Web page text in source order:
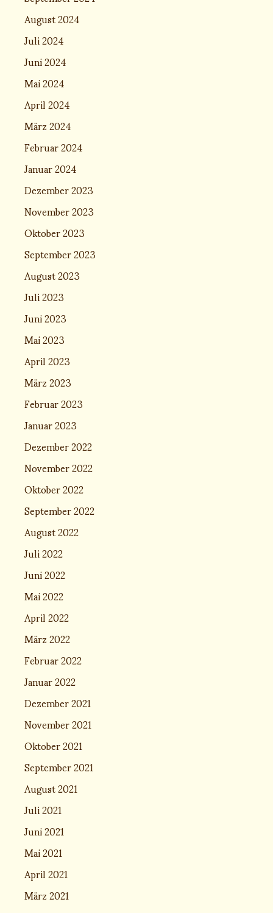
August 2024
Juli 2024
Juni 2024
Mai 2024
April 2024
März 2024
Februar 2024
Januar 2024
Dezember 2023
November 2023
Oktober 2023
September 2023
August 2023
Juli 2023
Juni 2023
Mai 2023
April 2023
März 2023
Februar 2023
Januar 2023
Dezember 2022
November 2022
Oktober 2022
September 2022
August 2022
Juli 2022
Juni 2022
Mai 2022
April 2022
März 2022
Februar 2022
Januar 2022
Dezember 2021
November 2021
Oktober 2021
September 2021
August 2021
Juli 2021
Juni 2021
Mai 2021
April 2021
März 2021